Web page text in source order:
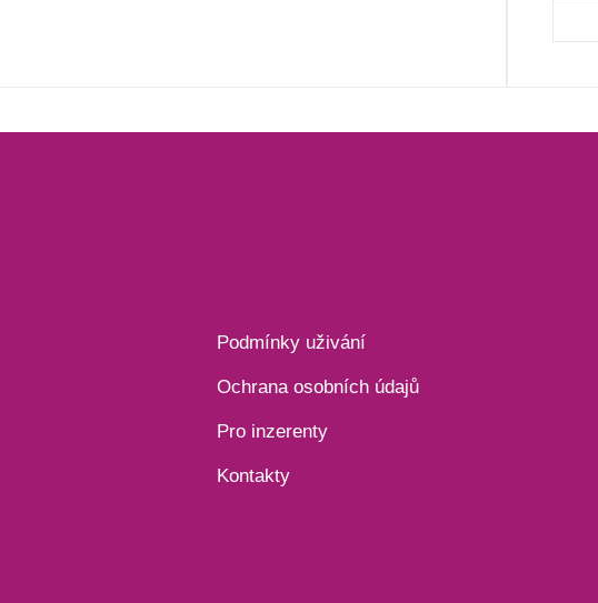
Podmínky uživání
Ochrana osobních údajů
Pro inzerenty
Kontakty